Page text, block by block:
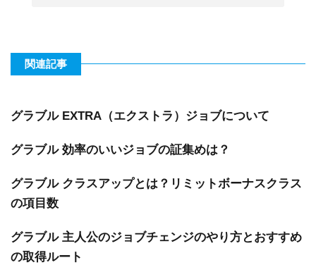
関連記事
グラブル EXTRA（エクストラ）ジョブについて
グラブル 効率のいいジョブの証集めは？
グラブル クラスアップとは？リミットボーナスクラス
の項目数
グラブル 主人公のジョブチェンジのやり方とおすすめ
の取得ルート